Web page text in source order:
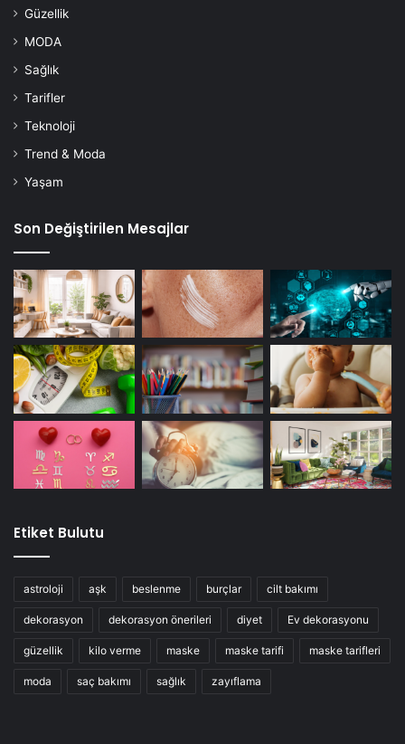
Güzellik
MODA
Sağlık
Tarifler
Teknoloji
Trend & Moda
Yaşam
Son Değiştirilen Mesajlar
Etiket Bulutu
astroloji aşk beslenme burçlar cilt bakımı
dekorasyon dekorasyon önerileri diyet Ev dekorasyonu
güzellik kilo verme maske maske tarifi maske tarifleri
moda saç bakımı sağlık zayıflama